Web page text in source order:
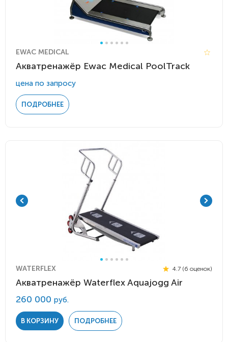
EWAC MEDICAL
Акватренажёр Ewac Medical PoolTrack
цена по запросу
ПОДРОБНЕЕ
WATERFLEX 4.7 (6 оценок)
Акватренажёр Waterflex Aquajogg Air
260 000 руб.
В КОРЗИНУ ПОДРОБНЕЕ